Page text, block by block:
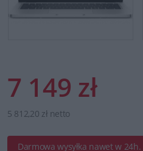
7 149 zł
5 812,20 zł netto
Darmowa wysyłka nawet w 24h.